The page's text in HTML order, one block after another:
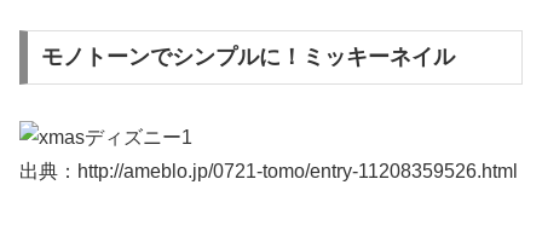
モノトーンでシンプルに！ミッキーネイル
出典：http://ameblo.jp/0721-tomo/entry-11208359526.html